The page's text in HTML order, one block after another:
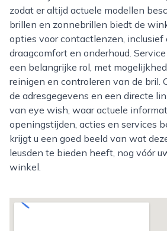
zodat er altijd actuele modellen
brillen en zonnebrillen biedt de
opties voor contactlenzen, inclusief
draagcomfort en onderhoud.
een belangrijke rol, met
reinigen en controleren van de bril.
de adresgegevens en een directe
van eye wish, waar actuele
openingstijden, acties en services
krijgt u een goed beeld van wat
leusden te bieden heeft, nog vóór
winkel.